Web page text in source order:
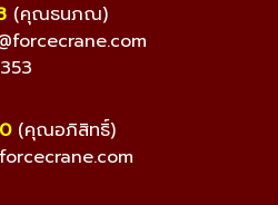
(คุณธนภณ)
(คุณอภิสิทธิ์)